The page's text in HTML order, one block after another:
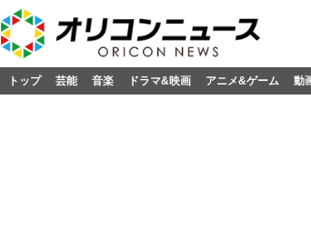
トップ 芸能 音楽 ドラマ&映画 アニメ&ゲーム 動